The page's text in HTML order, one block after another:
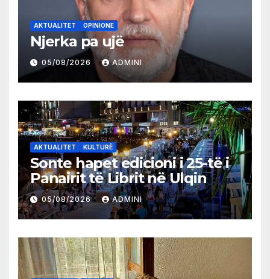
AKTUALITET OPINIONE
Njerka pa ujë
05/08/2026 ADMINI
AKTUALITET KULTURË
Sonte hapet edicioni i 25-të i
Panairit të Librit në Ulqin
05/08/2026 ADMINI